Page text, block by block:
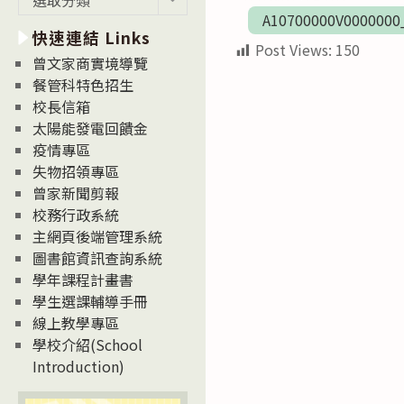
Post Views: 150
消
息
News
快速連結 Links
曾文家商實境導覽
餐管科特色招生
校長信箱
太陽能發電回饋金
疫情專區
失物招領專區
曾家新聞剪報
校務行政系統
主網頁後端管理系統
圖書館資訊查詢系統
學年課程計畫書
學生選課輔導手冊
線上教學專區
學校介紹(School
Introduction)